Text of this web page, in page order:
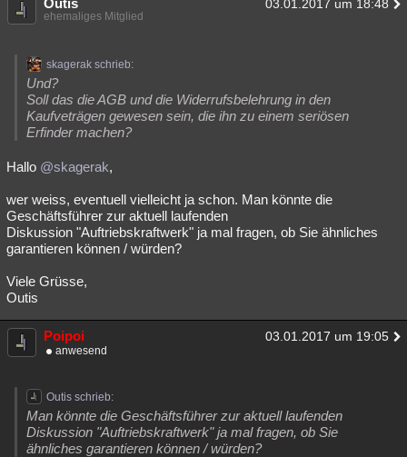
Outis 03.01.2017 um 18:48
ehemaliges Mitglied
skagerak schrieb:
Und?
Soll das die AGB und die Widerrufsbelehrung in den
Kaufveträgen gewesen sein, die ihn zu einem seriösen
Erfinder machen?
Hallo @skagerak,
wer weiss, eventuell vielleicht ja schon. Man könnte die
Geschäftsführer zur aktuell laufenden
Diskussion "Auftriebskraftwerk" ja mal fragen, ob Sie ähnliches
garantieren können / würden?
Viele Grüsse,
Outis
Poipoi 03.01.2017 um 19:05
anwesend
Outis schrieb:
Man könnte die Geschäftsführer zur aktuell laufenden
Diskussion "Auftriebskraftwerk" ja mal fragen, ob Sie
ähnliches garantieren können / würden?